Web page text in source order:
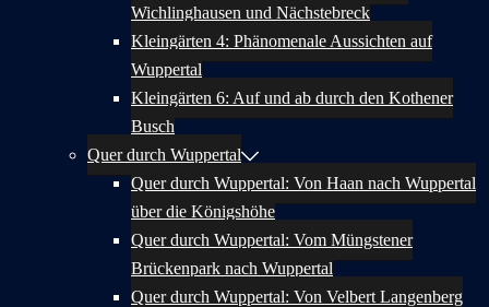
Wichlinghausen und Nächstebreck
Kleingärten 4: Phänomenale Aussichten auf
Wuppertal
Kleingärten 6: Auf und ab durch den Kothener
Busch
Quer durch Wuppertal
Quer durch Wuppertal: Von Haan nach Wuppertal
über die Königshöhe
Quer durch Wuppertal: Vom Müngstener
Brückenpark nach Wuppertal
Quer durch Wuppertal: Von Velbert Langenberg